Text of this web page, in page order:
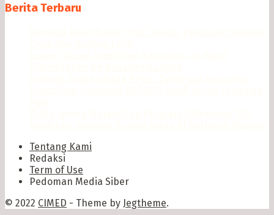
Berita Terbaru
Tentang Kami
Redaksi
Term of Use
Pedoman Media Siber
© 2022 CIMED - Theme by Jegtheme.